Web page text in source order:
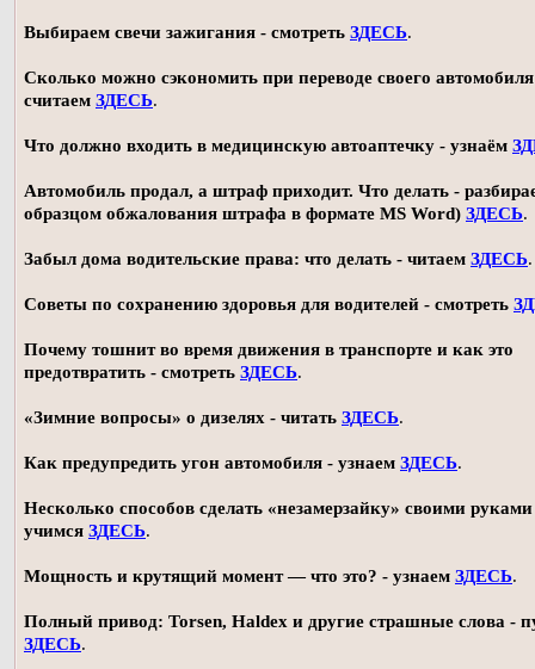
Выбираем свечи зажигания - смотреть ЗДЕСЬ.
Сколько можно сэкономить при переводе своего автомобиля
считаем ЗДЕСЬ.
Что должно входить в медицинскую автоаптечку - узнаём
Автомобиль продал, а штраф приходит. Что делать -
образцом обжалования штрафа в формате MS Word) ЗДЕСЬ.
Забыл дома водительские права: что делать - читаем ЗДЕСЬ.
Советы по сохранению здоровья для водителей - смотреть
Почему тошнит во время движения в транспорте и как это
предотвратить - смотреть ЗДЕСЬ.
«Зимние вопросы» о дизелях - читать ЗДЕСЬ.
Как предупредить угон автомобиля - узнаем ЗДЕСЬ.
Несколько способов сделать «незамерзайку» своими
учимся ЗДЕСЬ.
Мощность и крутящий момент — что это? - узнаем ЗДЕСЬ.
Полный привод: Torsen, Haldex и другие страшные слова -
ЗДЕСЬ.